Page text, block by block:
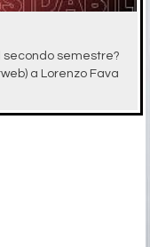
secondo semestre?
a Lorenzo Fava